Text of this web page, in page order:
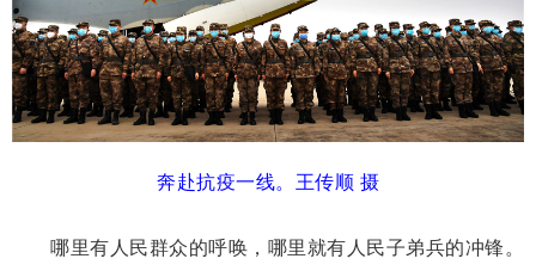
奔赴抗疫一线。王传顺 摄
哪里有人民群众的呼唤，哪里就有人民子弟兵的冲锋。